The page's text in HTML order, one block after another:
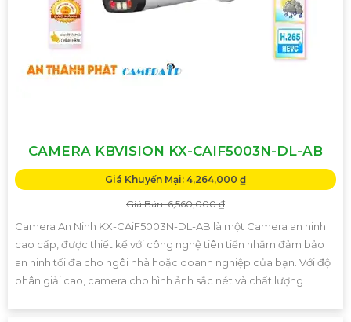
CAMERA KBVISION KX-CAIF5003N-DL-AB
Giá Khuyến Mại: 4,264,000 ₫
Giá Bán: 6,560,000 ₫
Camera An Ninh KX-CAiF5003N-DL-AB là một Camera an ninh
cao cấp, được thiết kế với công nghệ tiên tiến nhằm đảm bảo
an ninh tối đa cho ngôi nhà hoặc doanh nghiệp của bạn. Với độ
phân giải cao, camera cho hình ảnh sắc nét và chất lượng